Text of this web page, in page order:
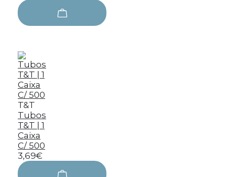
T&T
Tubos
T&T | 1
Caixa
C/ 500
3,69€